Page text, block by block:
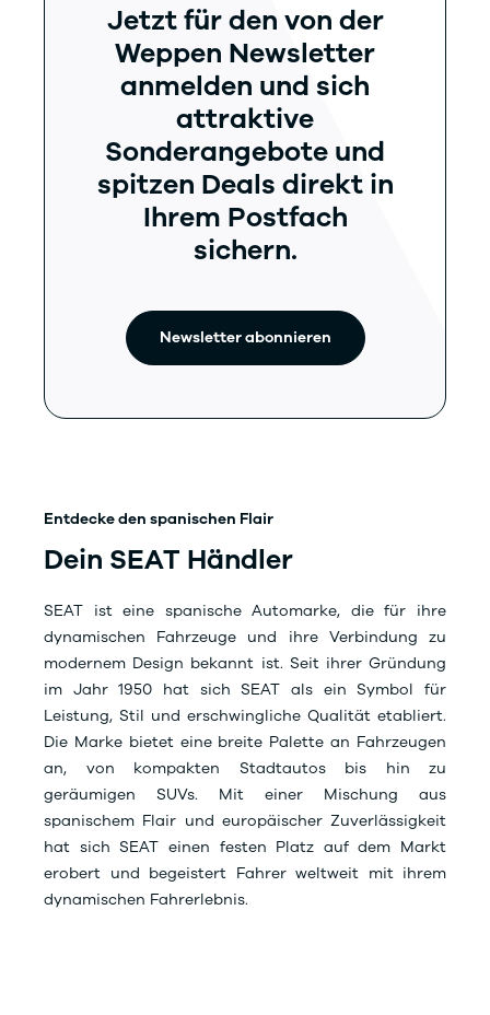
Jetzt für den von der
Weppen Newsletter
anmelden und sich
attraktive
Sonderangebote und
spitzen Deals direkt in
Ihrem Postfach
sichern.
Newsletter abonnieren
Entdecke den spanischen Flair
Dein SEAT Händler
SEAT ist eine spanische Automarke, die für ihre
dynamischen Fahrzeuge und ihre Verbindung zu
modernem Design bekannt ist. Seit ihrer Gründung
im Jahr 1950 hat sich SEAT als ein Symbol für
Leistung, Stil und erschwingliche Qualität etabliert.
Die Marke bietet eine breite Palette an Fahrzeugen
an, von kompakten Stadtautos bis hin zu
geräumigen SUVs. Mit einer Mischung aus
spanischem Flair und europäischer Zuverlässigkeit
hat sich SEAT einen festen Platz auf dem Markt
erobert und begeistert Fahrer weltweit mit ihrem
dynamischen Fahrerlebnis.